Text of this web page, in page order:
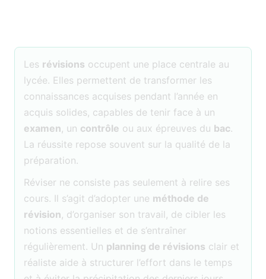
Les révisions occupent une place centrale au
lycée. Elles permettent de transformer les
connaissances acquises pendant l’année en
acquis solides, capables de tenir face à un
examen, un contrôle ou aux épreuves du bac.
La réussite repose souvent sur la qualité de la
préparation.
Réviser ne consiste pas seulement à relire ses
cours. Il s’agit d’adopter une méthode de
révision, d’organiser son travail, de cibler les
notions essentielles et de s’entraîner
régulièrement. Un planning de révisions clair et
réaliste aide à structurer l’effort dans le temps